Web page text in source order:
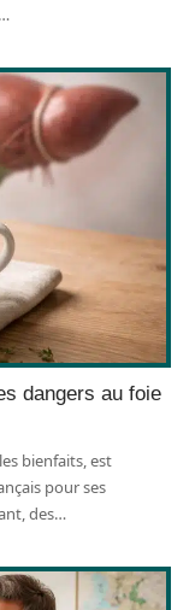
…
dangers au foie
bienfaits, est
pour ses
des…